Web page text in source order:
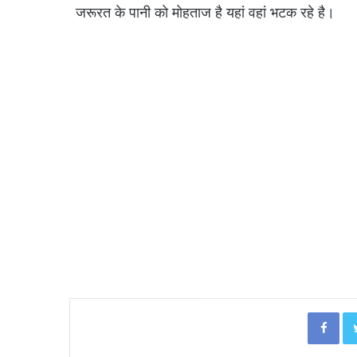
जरूरत के पानी को मोहताज है यहां वहां भटक रहे है।
Facebook